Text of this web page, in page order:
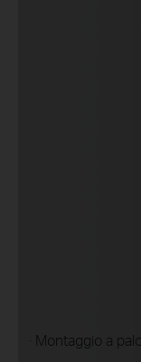
· Montaggio a palo